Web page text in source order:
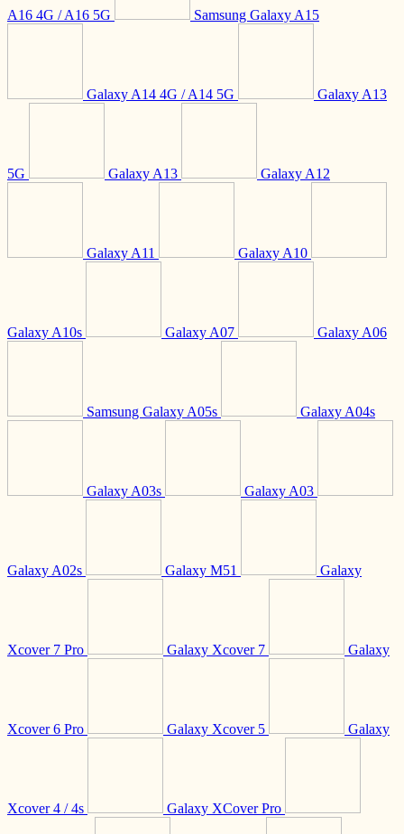
A16 4G / A16 5G Samsung Galaxy A15
Galaxy A14 4G / A14 5G Galaxy A13
5G Galaxy A13 Galaxy A12
Galaxy A11 Galaxy A10
Galaxy A10s Galaxy A07 Galaxy A06
Samsung Galaxy A05s Galaxy A04s
Galaxy A03s Galaxy A03
Galaxy A02s Galaxy M51 Galaxy
Xcover 7 Pro Galaxy Xcover 7 Galaxy
Xcover 6 Pro Galaxy Xcover 5 Galaxy
Xcover 4 / 4s Galaxy XCover Pro